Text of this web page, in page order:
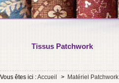
Tissus Patchwork
Vous êtes ici :Accueil > Matériel Patchwork